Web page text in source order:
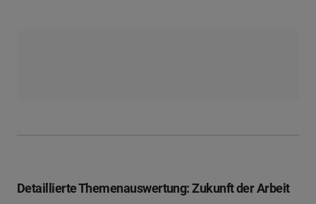
Detaillierte Themenauswertung: Zukunft der Arbeit